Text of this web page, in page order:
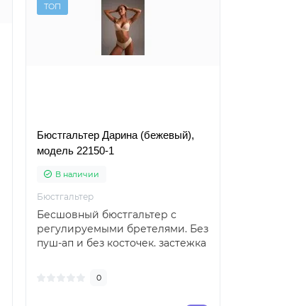
ТОП
Бюстгальтер Дарина (бежевый),
модель 22150-1
В наличии
Бюстгальтер
Бесшовный бюстгальтер с
регулируемыми бретелями. Без
пуш-ап и без косточек. застежка
0